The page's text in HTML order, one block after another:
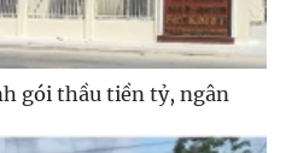
gói thầu tiền tỷ, ngân